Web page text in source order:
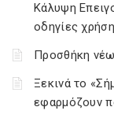
Κάλυψη
οδηγίες
Προσθήκη
Ξεκινά το
εφαρμόζουν